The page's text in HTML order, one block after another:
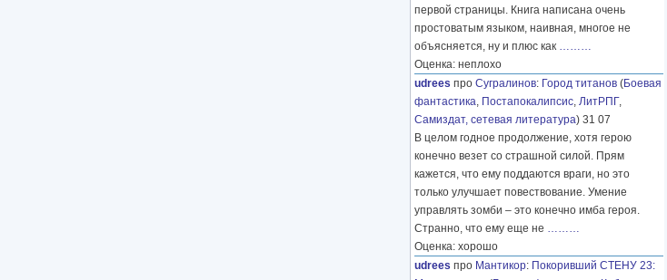
первой страницы. Книга написана очень
простоватым языком, наивная, многое не
объясняется, ну и плюс как ………
Оценка: неплохо
udrees про Сугралинов: Город титанов (Боевая
фантастика, Постапокалипсис, ЛитРПГ,
Самиздат, сетевая литература) 31 07
В целом годное продолжение, хотя герою
конечно везет со страшной силой. Прям
кажется, что ему поддаются враги, но это
только улучшает повествование. Умение
управлять зомби – это конечно имба героя.
Странно, что ему еще не ………
Оценка: хорошо
udrees про Мантикор: Покоривший СТЕНУ 23: